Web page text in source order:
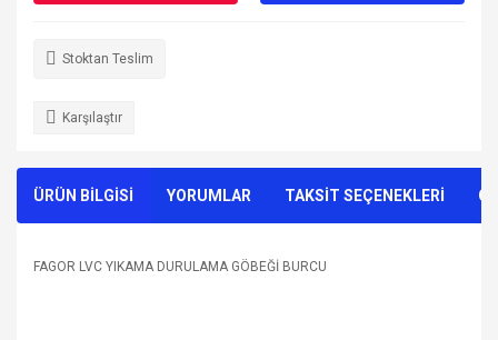
Stoktan Teslim
Karşılaştır
ÜRÜN BİLGİSİ YORUMLAR TAKSİT SEÇENEKLERİ
FAGOR LVC YIKAMA DURULAMA GÖBEĞİ BURCU